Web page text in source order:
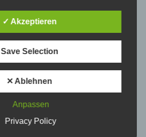
responsible for the
responsible for the processing is
person, public authority, agency or
or jointly with others, determines
of the processing of personal
and means of such processing
or Member State law, the
✓ Akzeptieren
Save Selection
✕ Ablehnen
Anpassen
Privacy Policy